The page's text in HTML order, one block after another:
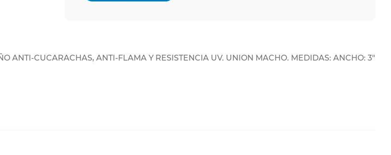
ANTI-CUCARACHAS, ANTI-FLAMA Y RESISTENCIA UV. UNION MACHO. MEDIDAS: ANCHO: 3"